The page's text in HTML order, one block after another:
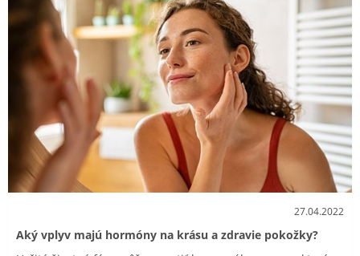
27.04.2022
Aký vplyv majú hormóny na krásu a zdravie pokožky?